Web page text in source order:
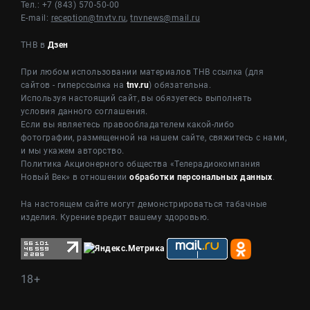
Тел.: +7 (843) 570-50-00
E-mail: reception@tnvtv.ru,tnvnews@mail.ru
ТНВ в Дзен
При любом использовании материалов ТНВ ссылка (для
сайтов - гиперссылка на tnv.ru) обязательна.
Используя настоящий сайт, вы обязуетесь выполнять
условия данного соглашения.
Если вы являетесь правообладателем какой-либо
фотографии, размещенной на нашем сайте, свяжитесь с нами,
и мы укажем авторство.
Политика Акционерного общества «Телерадиокомпания
Новый Век» в отношенииобработки персональных данных.
На настоящем сайте могут демонстрироваться табачные
изделия. Курение вредит вашему здоровью.
18+